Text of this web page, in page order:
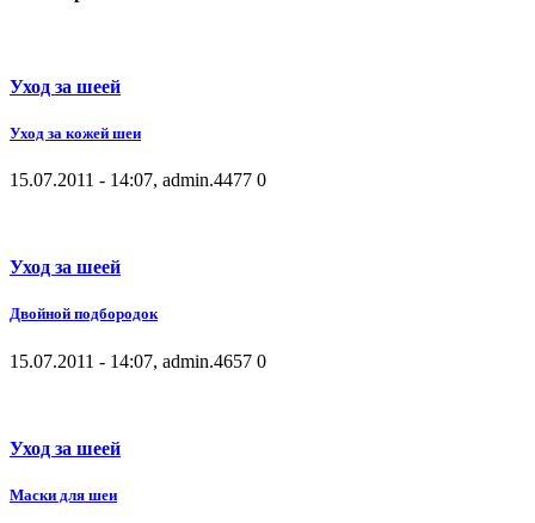
Уход за шеей
Уход за кожей шеи
15.07.2011 - 14:07, admin.4477 0
Уход за шеей
Двойной подбородок
15.07.2011 - 14:07, admin.4657 0
Уход за шеей
Маски для шеи